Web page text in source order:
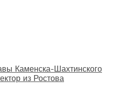
Каменска-Шахтинского
из Ростова